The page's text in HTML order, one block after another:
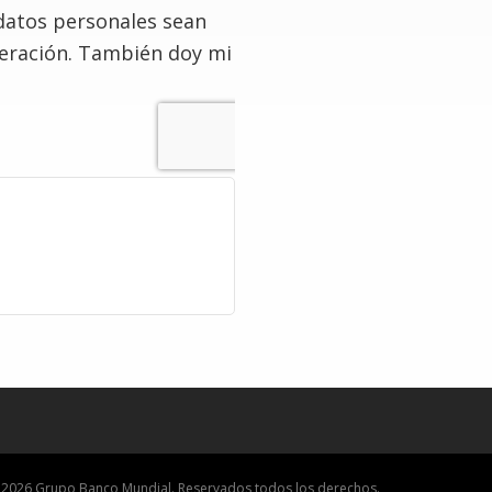
personales sean
También doy mi
Grupo Banco Mundial. Reservados todos los derechos.